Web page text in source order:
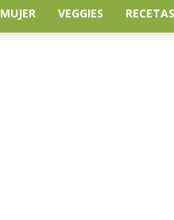
MUJER VEGGIES RECETAS